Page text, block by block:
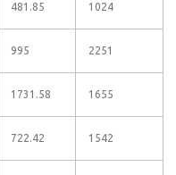
481.85 1024
995 2251
1731.58 1655
722.42 1542